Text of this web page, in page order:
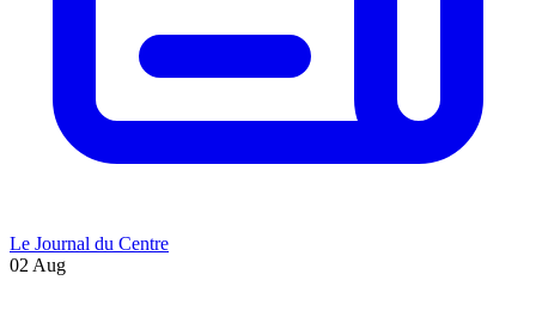
Le Journal du Centre
02 Aug